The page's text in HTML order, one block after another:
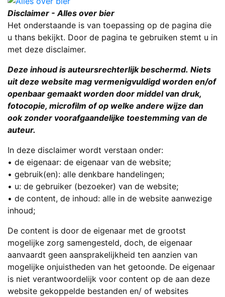
Disclaimer - Alles over bier
Het onderstaande is van toepassing op de pagina die
u thans bekijkt. Door de pagina te gebruiken stemt u in
met deze disclaimer.
Deze inhoud is auteursrechterlijk beschermd. Niets
uit deze website mag vermenigvuldigd worden en/of
openbaar gemaakt worden door middel van druk,
fotocopie, microfilm of op welke andere wijze dan
ook zonder voorafgaandelijke toestemming van de
auteur.
In deze disclaimer wordt verstaan onder:
• de eigenaar: de eigenaar van de website;
• gebruik(en): alle denkbare handelingen;
• u: de gebruiker (bezoeker) van de website;
• de content, de inhoud: alle in de website aanwezige
inhoud;
De content is door de eigenaar met de grootst
mogelijke zorg samengesteld, doch, de eigenaar
aanvaardt geen aansprakelijkheid ten aanzien van
mogelijke onjuistheden van het getoonde. De eigenaar
is niet verantwoordelijk voor content op de aan deze
website gekoppelde bestanden en/ of websites